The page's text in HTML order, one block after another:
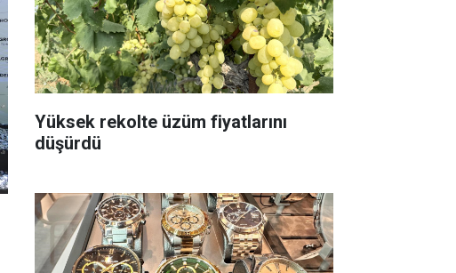
Yüksek rekolte üzüm fiyatlarını
düşürdü